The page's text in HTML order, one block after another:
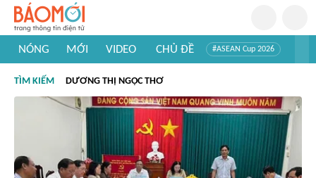
NÓNG MỚI VIDEO CHỦ ĐỀ #ASEAN Cup 2026
#Khám phá thế giới
TÌM KIẾM DƯƠNG THỊ NGỌC THƠ